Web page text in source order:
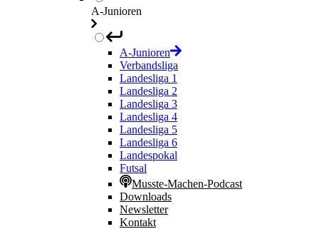
A-Junioren
A-Junioren
Verbandsliga
Landesliga 1
Landesliga 2
Landesliga 3
Landesliga 4
Landesliga 5
Landesliga 6
Landespokal
Futsal
Musste-Machen-Podcast
Downloads
Newsletter
Kontakt